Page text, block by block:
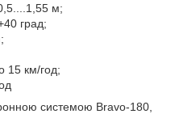
м;
град;
15 км/год;
системою Bravo-180,